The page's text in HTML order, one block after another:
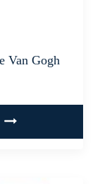
Van Gogh
: €29.99 à